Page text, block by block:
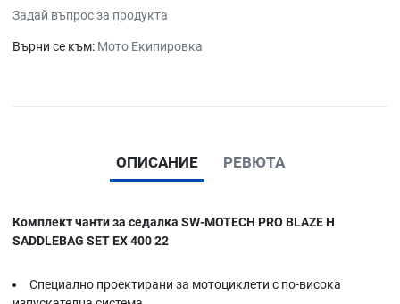
Задай въпрос за продукта
Върни се към: Мото Екипировка
ОПИСАНИЕ РЕВЮТА
Комплект чанти за седалка SW-MOTECH PRO BLAZE H
SADDLEBAG SET EX 400 22
Специално проектирани за мотоциклети с по-висока